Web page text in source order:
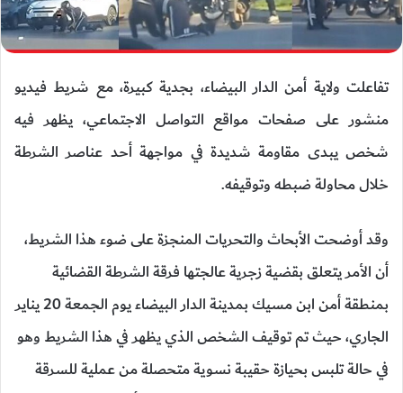
تفاعلت ولاية أمن الدار البيضاء، بجدية كبيرة، مع شريط فيديو
منشور على صفحات مواقع التواصل الاجتماعي، يظهر فيه
شخص يبدى مقاومة شديدة في مواجهة أحد عناصر الشرطة
خلال محاولة ضبطه وتوقيفه.
وقد أوضحت الأبحاث والتحريات المنجزة على ضوء هذا الشريط،
أن الأمر يتعلق بقضية زجرية عالجتها فرقة الشرطة القضائية
بمنطقة أمن ابن مسيك بمدينة الدار البيضاء يوم الجمعة 20 يناير
الجاري، حيث تم توقيف الشخص الذي يظهر في هذا الشريط وهو
في حالة تلبس بحيازة حقيبة نسوية متحصلة من عملية للسرقة